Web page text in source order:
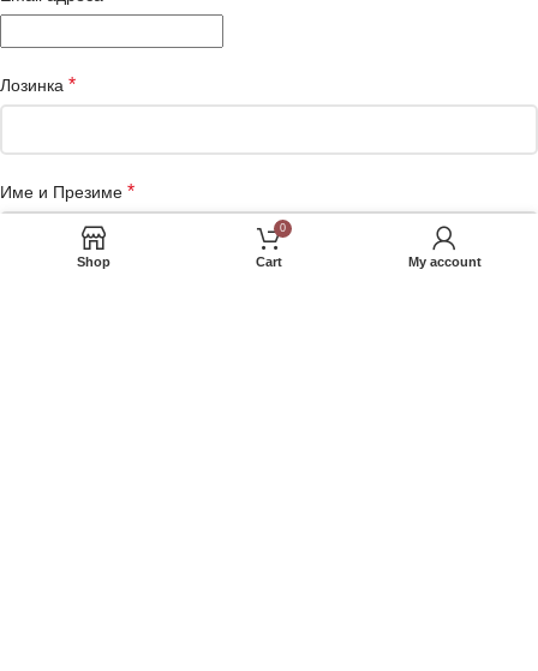
Лозинка *
Име и Презиме *
Shop
0
Cart My account